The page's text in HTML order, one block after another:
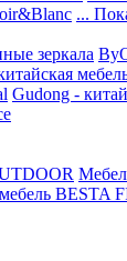
...
зеркала
Gudong -
BESTA